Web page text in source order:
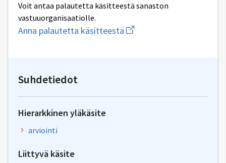
Voit antaa palautetta käsitteestä sanaston
vastuuorganisaatiolle.
Anna palautetta käsitteestä Aloita
uuden
Suhdetiedot
Hierarkkinen yläkäsite
arviointi
Liittyvä käsite